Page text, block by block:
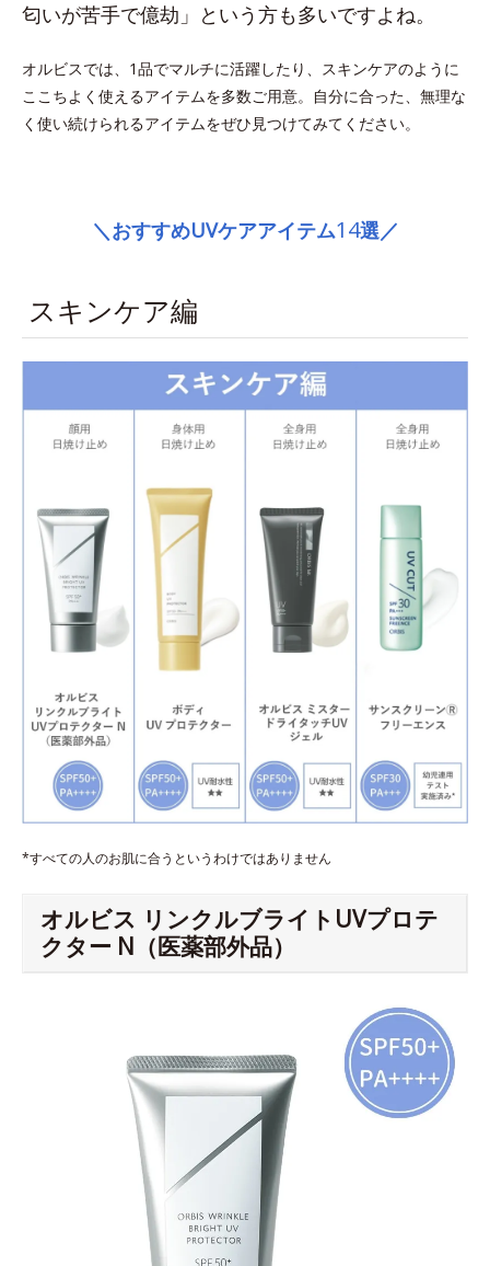
匂いが苦手で億劫」という方も多いですよね。
オルビスでは、1品でマルチに活躍したり、スキンケアのように
ここちよく使えるアイテムを多数ご用意。自分に合った、無理な
く使い続けられるアイテムをぜひ見つけてみてください。
＼おすすめUVケアアイテム14選／
スキンケア編
*すべての人のお肌に合うというわけではありません
オルビス リンクルブライトUVプロテ
クター N（医薬部外品）